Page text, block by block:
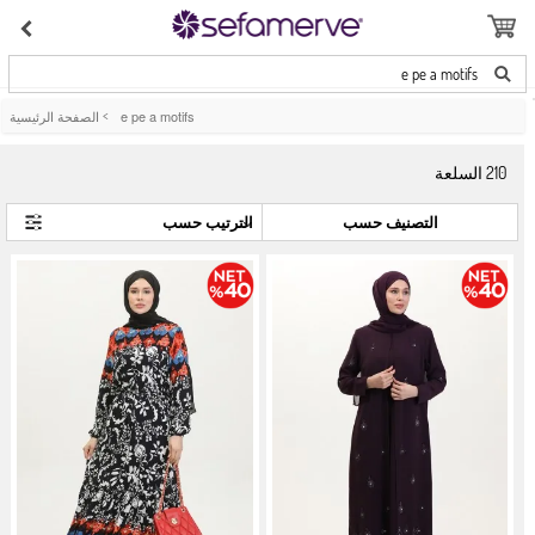
e pe a motifs
الصفحة الرئيسية > e pe a motifs
210السلعة
التصنيف حسب